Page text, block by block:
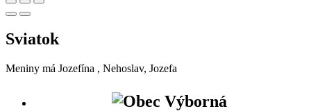
Sviatok
Meniny má Jozefína , Nehoslav, Jozefa